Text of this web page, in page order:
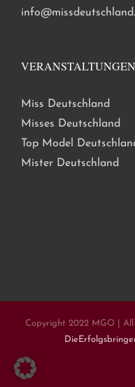
VERANSTALTUNGEN
Miss Deutschland
Misses Deutschland
Top Model
Mister Deutschland
Copyright 2022 MGO |